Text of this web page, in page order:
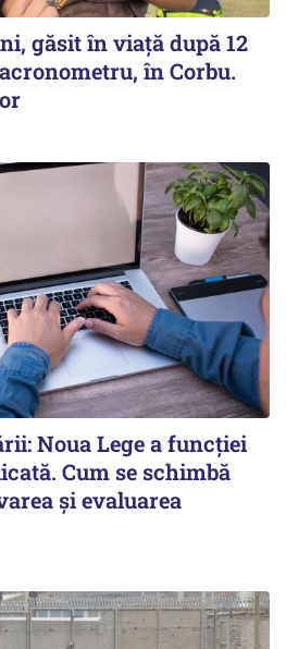
găsit în viață după 12
în Corbu.
Noua Lege a funcției
Cum se schimbă
și evaluarea